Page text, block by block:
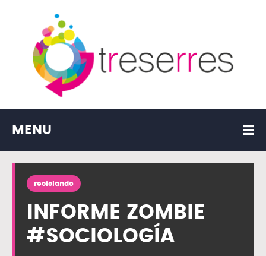
MENU
reciclando
INFORME ZOMBIE
#SOCIOLOGÍA